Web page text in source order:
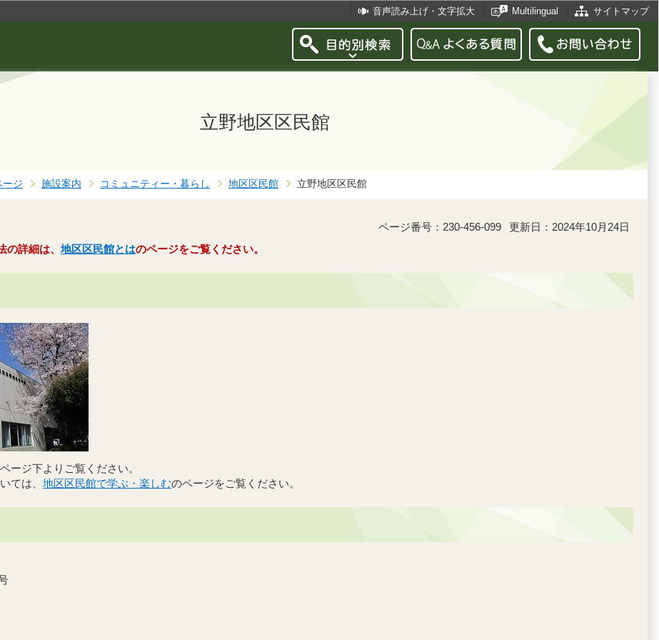
音声読み上げ・文字拡大 Multilingual サイトマップ
立野地区区民館
ージ 施設案内 コミュニティー・暮らし 地区区民館 立野地区区民館
ページ番号：230-456-099
更新日：2024年10月24日
の詳細は、地区区民館とはのページをご覧ください。
ージ下よりご覧ください。
ては、 地区区民館で学ぶ・楽しむのページをご覧ください。